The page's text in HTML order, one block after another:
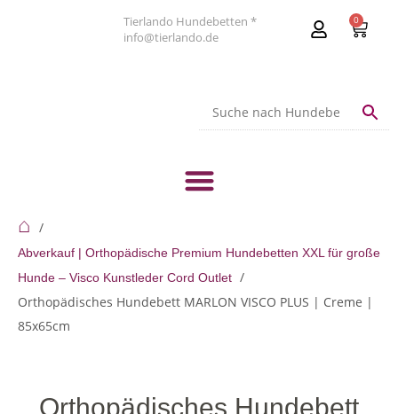
Tierlando Hundebetten *
info@tierlando.de
0
⌂
Abverkauf | Orthopädische Premium Hundebetten XXL für große
Hunde – Visco Kunstleder Cord Outlet
Orthopädisches Hundebett MARLON VISCO PLUS | Creme |
85x65cm
Orthopädisches Hundebett